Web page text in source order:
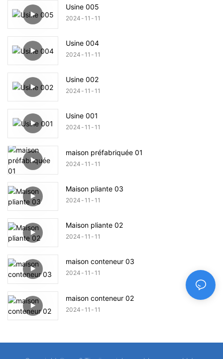
Usine 005
2024 11 11
Usine 004
2024 11 11
Usine 002
2024 11 11
Usine 001
2024 11 11
maison préfabriquée 01
2024 11 11
Maison pliante 03
2024 11 11
Maison pliante 02
2024 11 11
maison conteneur 03
2024 11 11
maison conteneur 02
2024 11 11